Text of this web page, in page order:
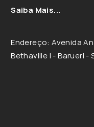
Saiba Mais...
Endereço: Avenida
Bethaville I - Barueri -